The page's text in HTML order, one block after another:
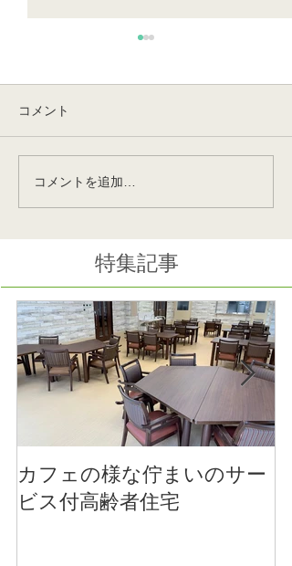
国際福祉機器展
H.C.R2025会場でお待ち
みんな集まれ‼
コメント
コメントを追加…
特集記事
カフェの様な佇まいのサー
ビス付高齢者住宅